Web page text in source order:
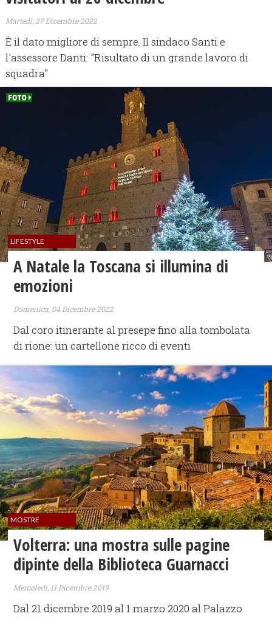
Martedì, 27 Dicembre 2022
È il dato migliore di sempre. Il sindaco Santi e
l'assessore Danti: "Risultato di un grande lavoro di
squadra"
LIFESTYLE
A Natale la Toscana si illumina di
emozioni
Domenica, 04 Dicembre 2022
Dal coro itinerante al presepe fino alla tombolata
di rione: un cartellone ricco di eventi
MOSTRE
Volterra: una mostra sulle pagine
dipinte della Biblioteca Guarnacci
Mercoledì, 11 Dicembre 2019
Dal 21 dicembre 2019 al 1 marzo 2020 al Palazzo